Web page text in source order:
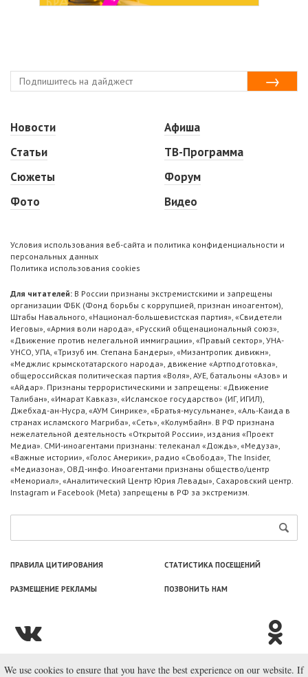
Новости
Статьи
Сюжеты
Фото
Афиша
ТВ-Программа
Форум
Видео
Условия использования веб-сайта и политика конфиденциальности и
персональных данных
Политика использования cookies
Для читателей: В России признаны экстремистскими и запрещены
организации ФБК (Фонд борьбы с коррупцией, признан иноагентом),
Штабы Навального, «Национал-большевистская партия», «Свидетели
Иеговы», «Армия воли народа», «Русский общенациональный союз»,
«Движение против нелегальной иммиграции», «Правый сектор», УНА-
УНСО, УПА, «Тризуб им. Степана Бандеры», «Мизантропик дивижн»,
«Меджлис крымскотатарского народа», движение «Артподготовка»,
общероссийская политическая партия «Воля», АУЕ, батальоны «Азов» и
«Айдар». Признаны террористическими и запрещены: «Движение
Талибан», «Имарат Кавказ», «Исламское государство» (ИГ, ИГИЛ),
Джебхад-ан-Нусра, «АУМ Синрике», «Братья-мусульмане», «Аль-Каида в
странах исламского Магриба», «Сеть», «Колумбайн». В РФ признана
нежелательной деятельность «Открытой России», издания «Проект
Медиа». СМИ-иноагентами признаны: телеканал «Дождь», «Медуза»,
«Важные истории», «Голос Америки», радио «Свобода», The Insider,
«Медиазона», ОВД-инфо. Иноагентами признаны общество/центр
«Мемориал», «Аналитический Центр Юрия Левады», Сахаровский центр.
Instagram и Facebook (Metа) запрещены в РФ за экстремизм.
ПРАВИЛА ЦИТИРОВАНИЯ СТАТИСТИКА ПОСЕЩЕНИЙ
РАЗМЕЩЕНИЕ РЕКЛАМЫ ПОЗВОНИТЬ НАМ
© ООО «Лаборатория Новоcтей», 2003—2026.
We use cookies to ensure that you have the best experience on our website. If